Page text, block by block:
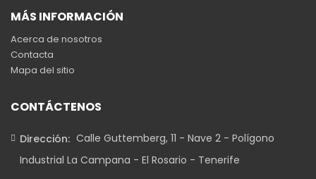
MÁS INFORMACIÓN
Acerca de nosotros
Contacta
Mapa del sitio
CONTÁCTENOS
Dirección: Calle Guttemberg, 11 - Nave 2 - Polígono
Industrial La Campana - El Rosario - Tenerife